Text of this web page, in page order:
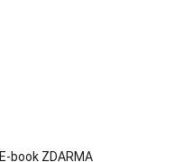
E-book ZDARMA